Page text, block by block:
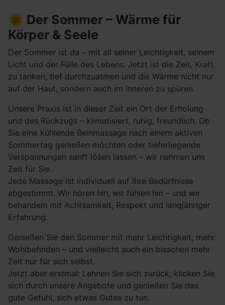
🌞 Der Sommer – Wärme für
Körper & Seele
Der Sommer ist da – mit all seiner Leichtigkeit, seinem
Licht und der Fülle des Lebens. Jetzt ist die Zeit, Kraft
zu tanken, tief durchzuatmen und die Wärme nicht nur
auf der Haut, sondern auch im Inneren zu spüren.
Unsere Praxis ist in dieser Zeit ein Ort der Erholung
und des Rückzugs – klimatisiert, ruhig, freundlich. Ob
Sie eine kühlende Beinmassage nach einem aktiven
Sommertag genießen möchten oder tieferliegende
Verspannungen sanft lösen lassen – wir nehmen uns
Zeit für Sie.
Jede Massage ist individuell auf Ihre Bedürfnisse
abgestimmt. Wir hören hin, wir fühlen hin – und wir
behandeln mit Achtsamkeit, Respekt und langjähriger
Erfahrung.
Genießen Sie den Sommer mit mehr Leichtigkeit, mehr
Wohlbefinden – und vielleicht auch ein bisschen mehr
Zeit nur für sich selbst.
Jetzt aber erstmal: Lehnen Sie sich zurück, klicken Sie
sich durch unsere Angebote und genießen Sie das
gute Gefühl, sich etwas Gutes zu tun.